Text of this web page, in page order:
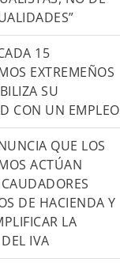
15
EXTREMEÑOS
SU
CON UN EMPLEO
QUE LOS
ACTÚAN
DE HACIENDA Y
LA
IVA